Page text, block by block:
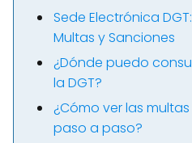
Sede Electrónica
Multas y Sanciones
¿Dónde puedo
la DGT?
¿Cómo ver las
paso a paso?